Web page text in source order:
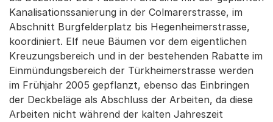
Kanalisationssanierung in der Colmarerstrasse, im
Abschnitt Burgfelderplatz bis Hegenheimerstrasse,
koordiniert. Elf neue Bäumen vor dem eigentlichen
Kreuzungsbereich und in der bestehenden Rabatte im
Einmündungsbereich der Türkheimerstrasse werden
im Frühjahr 2005 gepflanzt, ebenso das Einbringen
der Deckbeläge als Abschluss der Arbeiten, da diese
Arbeiten nicht während der kalten Jahreszeit